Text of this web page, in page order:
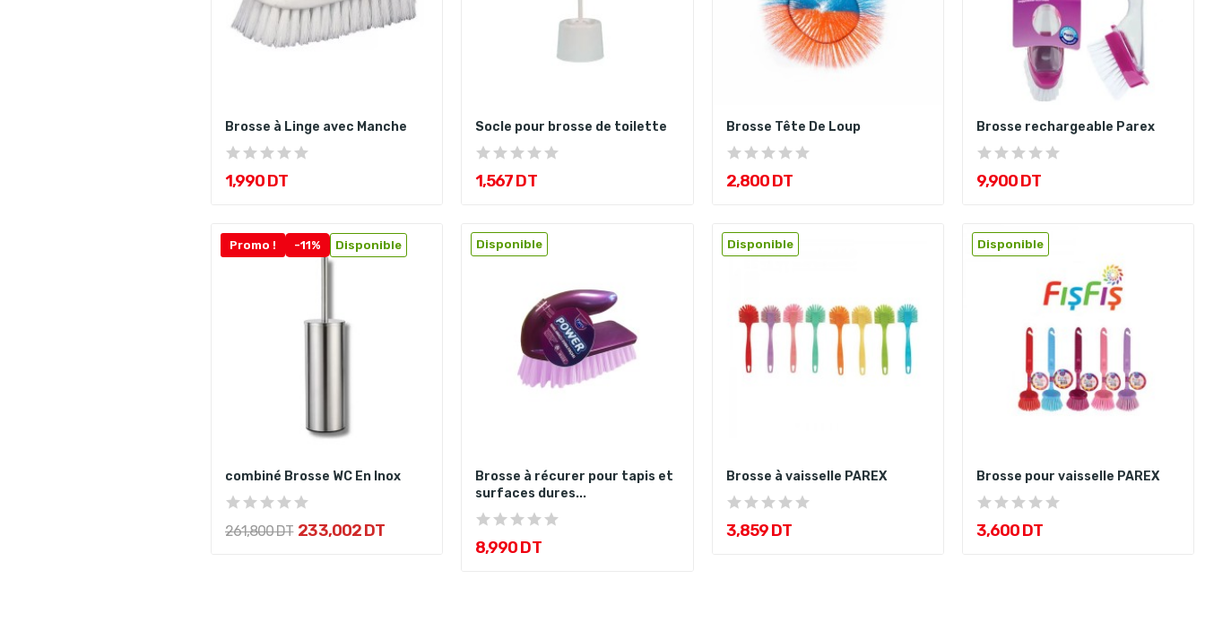
Brosse à Linge avec Manche
1,990 DT
Socle pour brosse de toilette
1,567 DT
Brosse Tête De Loup
2,800 DT
Brosse rechargeable Parex
9,900 DT
Promo ! -11% Disponible
combiné Brosse WC En Inox
261,800 DT 233,002 DT
Disponible
Brosse à récurer pour tapis et
surfaces dures...
8,990 DT
Disponible
Brosse à vaisselle PAREX
3,859 DT
Disponible
Brosse pour vaisselle PAREX
3,600 DT